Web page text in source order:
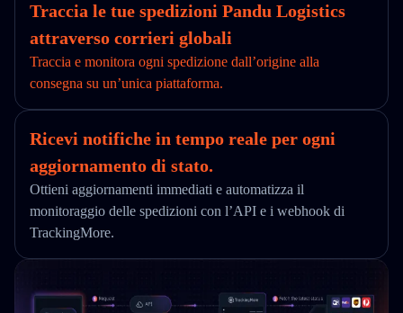
Traccia le tue spedizioni Pandu Logistics
attraverso corrieri globali
Traccia e monitora ogni spedizione dall’origine alla
consegna su un’unica piattaforma.
Ricevi notifiche in tempo reale per ogni
aggiornamento di stato.
Ottieni aggiornamenti immediati e automatizza il
monitoraggio delle spedizioni con l’API e i webhook di
TrackingMore.